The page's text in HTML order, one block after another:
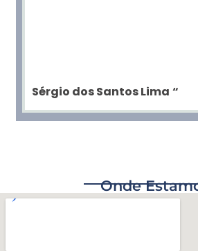
Sérgio dos Santos Lima “
Onde